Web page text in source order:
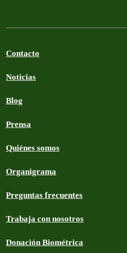
Contacto
Noticias
Blog
Prensa
Quiénes somos
Organigrama
Preguntas frecuentes
Trabaja con nosotros
Donación Biométrica